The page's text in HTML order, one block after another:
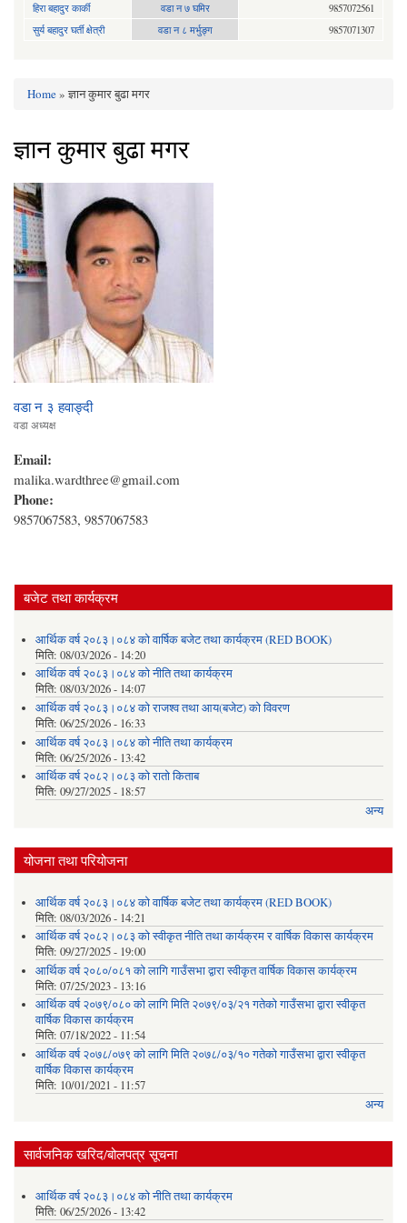
हिरा बहादुर कार्की
वडा न ७ घमिर
9857072561
सुर्य बहादुर घर्ती क्षेत्री
वडा न ८ मर्भुङ्ग 9857071307
You are here
Home» ज्ञान कुमार बुढा मगर
ज्ञान कुमार बुढा मगर
वडा न ३ हवाङ्दी
वडा अध्यक्ष
Email:
malika.wardthree@gmail.com
Phone:
9857067583, 9857067583
बजेट तथा कार्यक्रम
आर्थिक वर्ष २०८३।०८४ को वार्षिक बजेट तथा कार्यक्रम (RED BOOK)
मिति: 08/03/2026 - 14:20
आर्थिक वर्ष २०८३।०८४ को नीति तथा कार्यक्रम
मिति: 08/03/2026 - 14:07
आर्थिक वर्ष २०८३।०८४ को राजश्व तथा आय(बजेट) को विवरण
मिति: 06/25/2026 - 16:33
आर्थिक वर्ष २०८३।०८४ को नीति तथा कार्यक्रम
मिति: 06/25/2026 - 13:42
आर्थिक वर्ष २०८२।०८३ को रातो किताब
मिति: 09/27/2025 - 18:57
अन्य
योजना तथा परियोजना
आर्थिक वर्ष २०८३।०८४ को वार्षिक बजेट तथा कार्यक्रम (RED BOOK)
मिति: 08/03/2026 - 14:21
आर्थिक वर्ष २०८२।०८३ को स्वीकृत नीति तथा कार्यक्रम र वार्षिक विकास कार्यक्रम
मिति: 09/27/2025 - 19:00
आर्थिक वर्ष २०८०/०८१ को लागि गाउँसभा द्वारा स्वीकृत वार्षिक विकास कार्यक्रम
मिति: 07/25/2023 - 13:16
आर्थिक वर्ष २०७९/०८० को लागि मिति २०७९/०३/२१ गतेको गाउँसभा द्वारा स्वीकृत
वार्षिक विकास कार्यक्रम
मिति: 07/18/2022 - 11:54
आर्थिक वर्ष २०७८/०७९ को लागि मिति २०७८/०३/१० गतेको गाउँसभा द्वारा स्वीकृत
वार्षिक विकास कार्यक्रम
मिति: 10/01/2021 - 11:57
अन्य
सार्वजनिक खरिद/बोलपत्र सूचना
आर्थिक वर्ष २०८३।०८४ को नीति तथा कार्यक्रम
मिति: 06/25/2026 - 13:42